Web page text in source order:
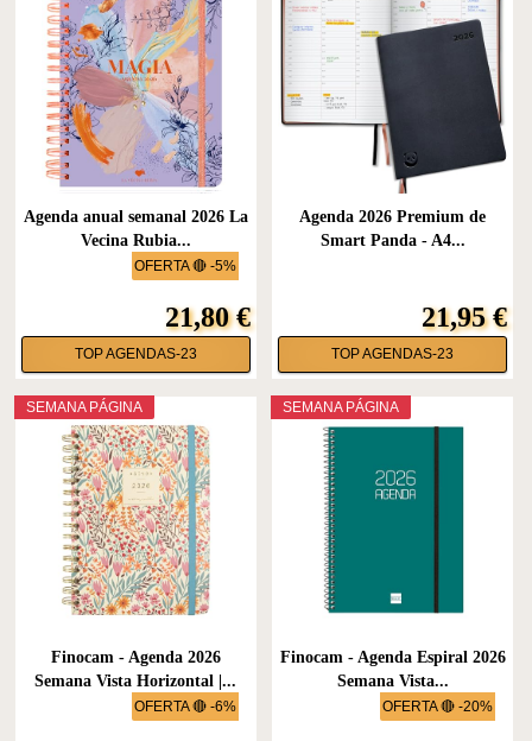
OFERTA 🔴 -5%
Agenda anual semanal 2026 La
Vecina Rubia...
21,80 €
TOP AGENDAS-23
Agenda 2026 Premium de
Smart Panda - A4...
21,95 €
TOP AGENDAS-23
OFERTA 🔴 -6%
SEMANA PÁGINA
Finocam - Agenda 2026
Semana Vista Horizontal |...
OFERTA 🔴 -20%
SEMANA PÁGINA
Finocam - Agenda Espiral 2026
Semana Vista...